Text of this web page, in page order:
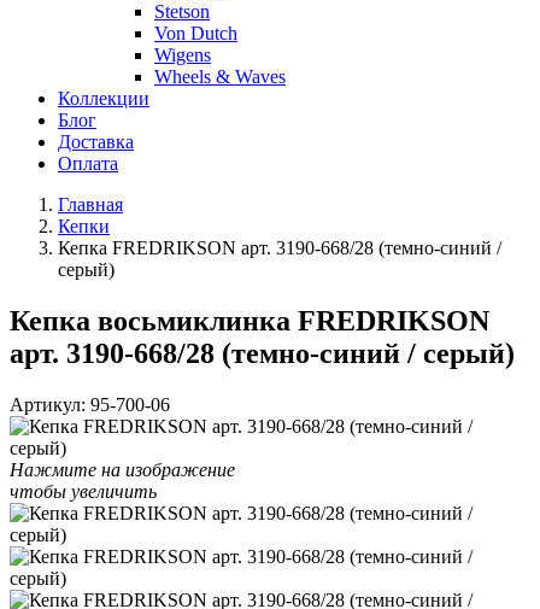
Stetson
Von Dutch
Wigens
Wheels & Waves
Коллекции
Блог
Доставка
Оплата
Главная
Кепки
Кепка FREDRIKSON арт. 3190-668/28 (темно-синий /
серый)
Кепка восьмиклинка FREDRIKSON
арт. 3190-668/28 (темно-синий / серый)
Артикул: 95-700-06
Нажмите на изображение
чтобы увеличить